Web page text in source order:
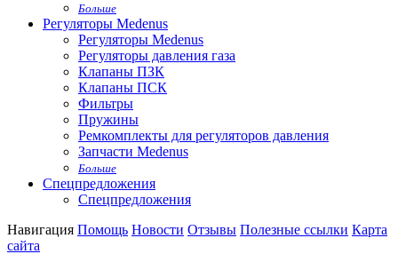
Больше
Регуляторы Medenus
Регуляторы Medenus
Регуляторы давления газа
Клапаны ПЗК
Клапаны ПСК
Фильтры
Пружины
Ремкомплекты для регуляторов давления
Запчасти Medenus
Больше
Спецпредложения
Спецпредложения
Навигация Помощь Новости Отзывы Полезные ссылки Карта
сайта